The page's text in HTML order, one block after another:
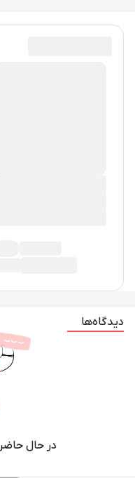
دیدگاه‌ها
در حال